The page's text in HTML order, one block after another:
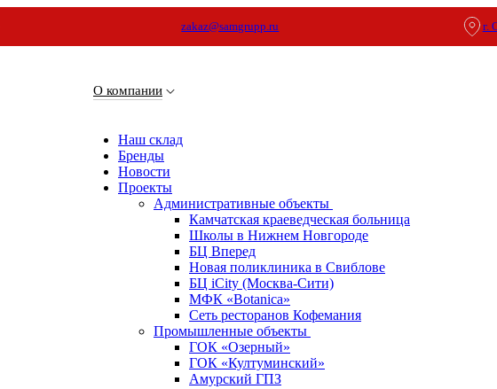
zakaz@samgrupp.ru г.
О компании
Наш склад
Бренды
Новости
Проекты
Административные объекты
Камчатская краеведческая больница
Школы в Нижнем Новгороде
БЦ Вперед
Новая поликлиника в Свиблове
БЦ iCity (Москва-Сити)
МФК «Botanica»
Сеть ресторанов Кофемания
Промышленные объекты
ГОК «Озерный»
ГОК «Култуминский»
Амурский ГПЗ